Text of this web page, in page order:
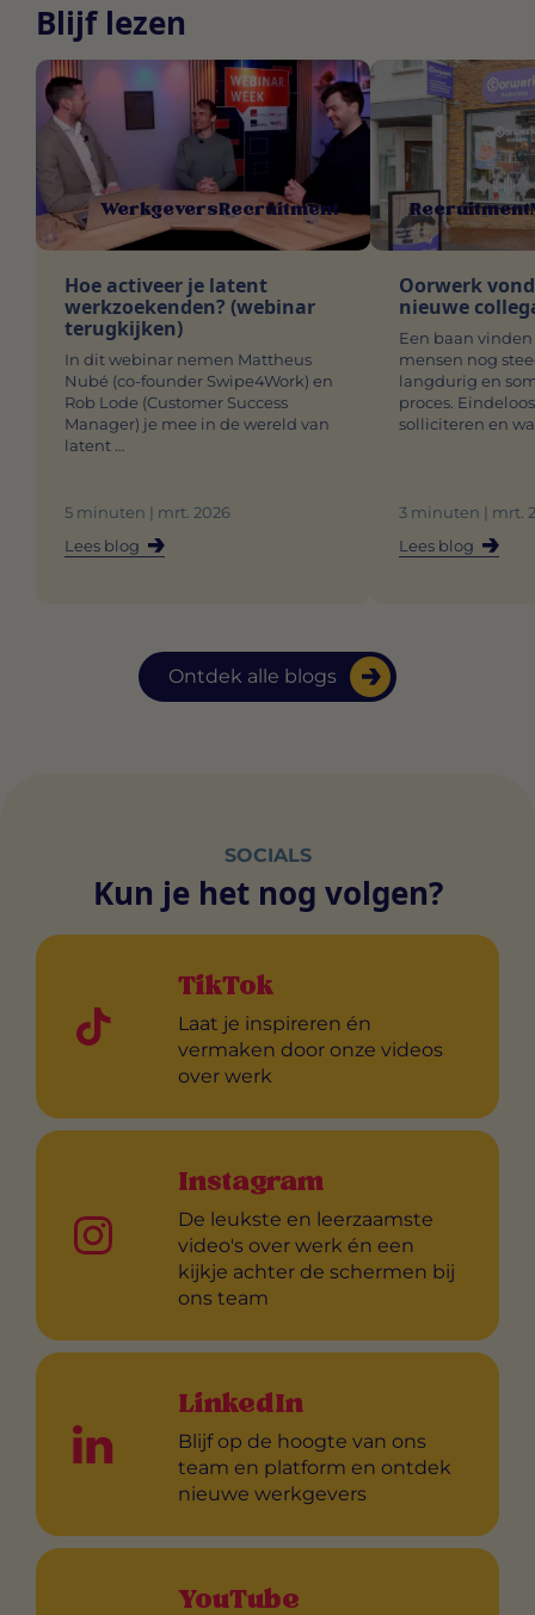
Blijf lezen
Ontdek alle blogs
WerkgeversRecruitment
Hoe activeer je latent
werkzoekenden? (webinar
terugkijken)
In dit webinar nemen Mattheus
Nubé (co-founder Swipe4Work) en
Rob Lode (Customer Success
Manager) je mee in de wereld van
latent …
5 minuten | mrt. 2026
Lees blog
Recruitment
Oorwerk
nieuwe
Een baan
mensen nog
langdurig en
proces.
solliciteren en
3 minuten | mrt.
Lees blog
SOCIALS
Kun je het nog volgen?
TikTok
Laat je inspireren én
vermaken door onze videos
over werk
Instagram
De leukste en leerzaamste
video's over werk én een
kijkje achter de schermen bij
ons team
LinkedIn
Blijf op de hoogte van ons
team en platform en ontdek
nieuwe werkgevers
YouTube